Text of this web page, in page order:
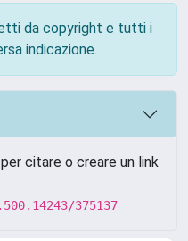
da copyright e tutti i
indicazione.
citare o creare un link
375137